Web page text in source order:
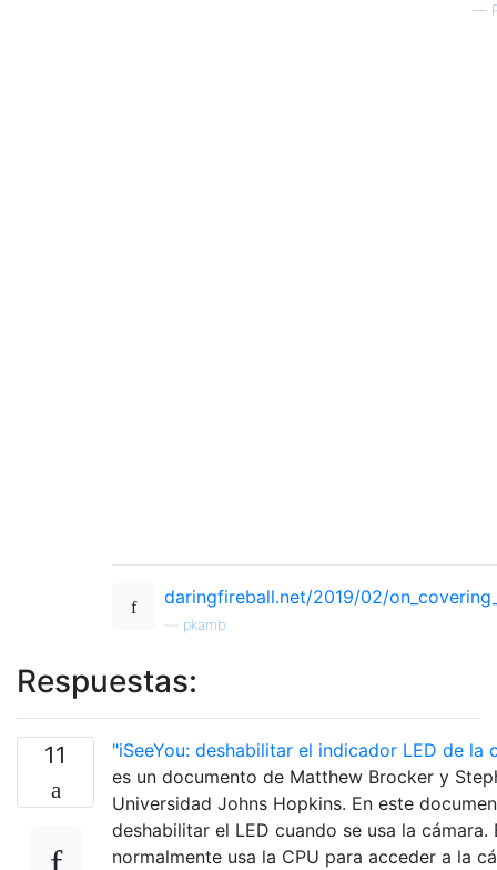
—
daringfireball.net/2019/02/
pkamb
Respuestas:
11
"iSeeYou: deshabilitar el indicador LED de la
es un documento de Matthew Brocker y
Universidad Johns Hopkins. En este
deshabilitar el LED cuando se usa la cámara.
normalmente usa la CPU para acceder a la